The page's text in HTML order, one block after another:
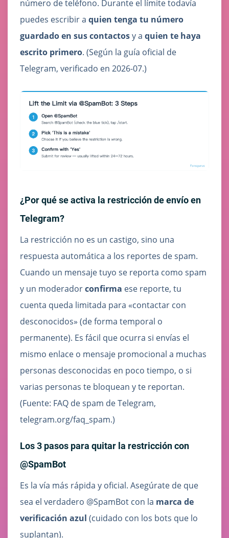
número de teléfono. Durante el límite todavía
puedes escribir a quien tenga tu número
guardado en sus contactosy a quien te haya
escrito primero. (Según la guía oficial de
Telegram, verificado en 2026-07.)
¿Por qué se activa la restricción de envío en
Telegram?
La restricción no es un castigo, sino una
respuesta automática a los reportes de spam.
Cuando un mensaje tuyo se reporta como spam
y un moderadorconfirma ese reporte, tu
cuenta queda limitada para «contactar con
desconocidos» (de forma temporal o
permanente). Es fácil que ocurra si envías el
mismo enlace o mensaje promocional a muchas
personas desconocidas en poco tiempo, o si
varias personas te bloquean y te reportan.
(Fuente: FAQ de spam de Telegram,
telegram.org/faq_spam.)
Los 3 pasos para quitar la restricción con
@SpamBot
Es la vía más rápida y oficial. Asegúrate de que
sea el verdadero @SpamBot con la marca de
verificación azul (cuidado con los bots que lo
suplantan).